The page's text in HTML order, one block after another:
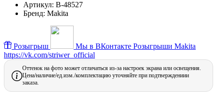
Артикул: B-48527
Бренд: Makita
Розыгрыш Мы в ВКонтакте Розыгрыши Makita
https://vk.com/striwer_official
Оттенок на фото может отличаться из-за настроек экрана или освещения.
Цена/наличие/ед.изм./комплектацию уточняйте при подтверждениии
заказа.